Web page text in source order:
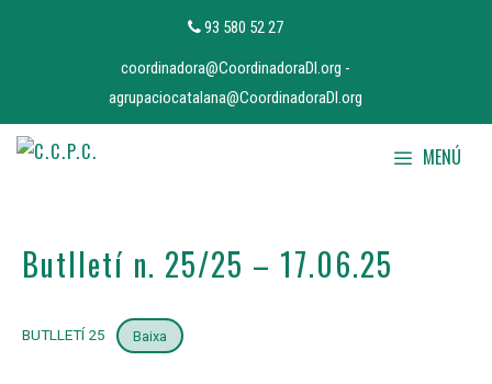
93 580 52 27
coordinadora@CoordinadoraDI.org -
agrupaciocatalana@CoordinadoraDI.org
MENÚ
Butlletí n. 25/25 – 17.06.25
BUTLLETÍ 25 Baixa